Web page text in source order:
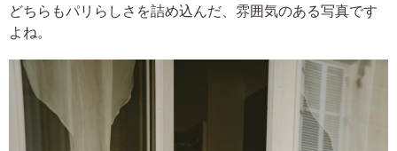
どちらもパリらしさを詰め込んだ、雰囲気のある写真です
よね。